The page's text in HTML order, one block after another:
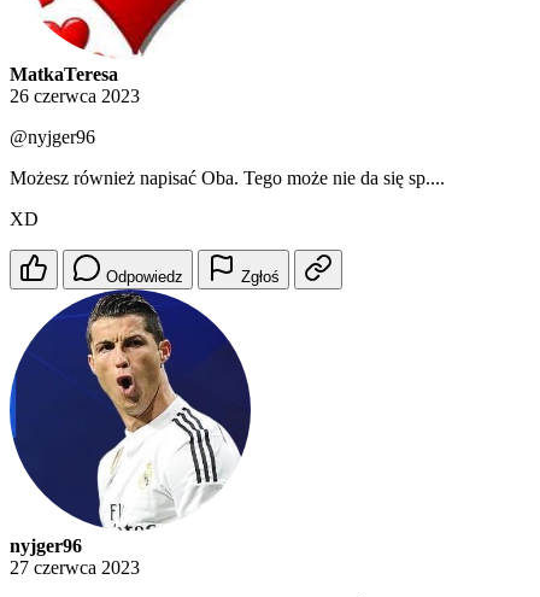
MatkaTeresa
26 czerwca 2023
@nyjger96
Możesz również napisać Oba. Tego może nie da się sp....
XD
Odpowiedz Zgłoś
nyjger96
27 czerwca 2023